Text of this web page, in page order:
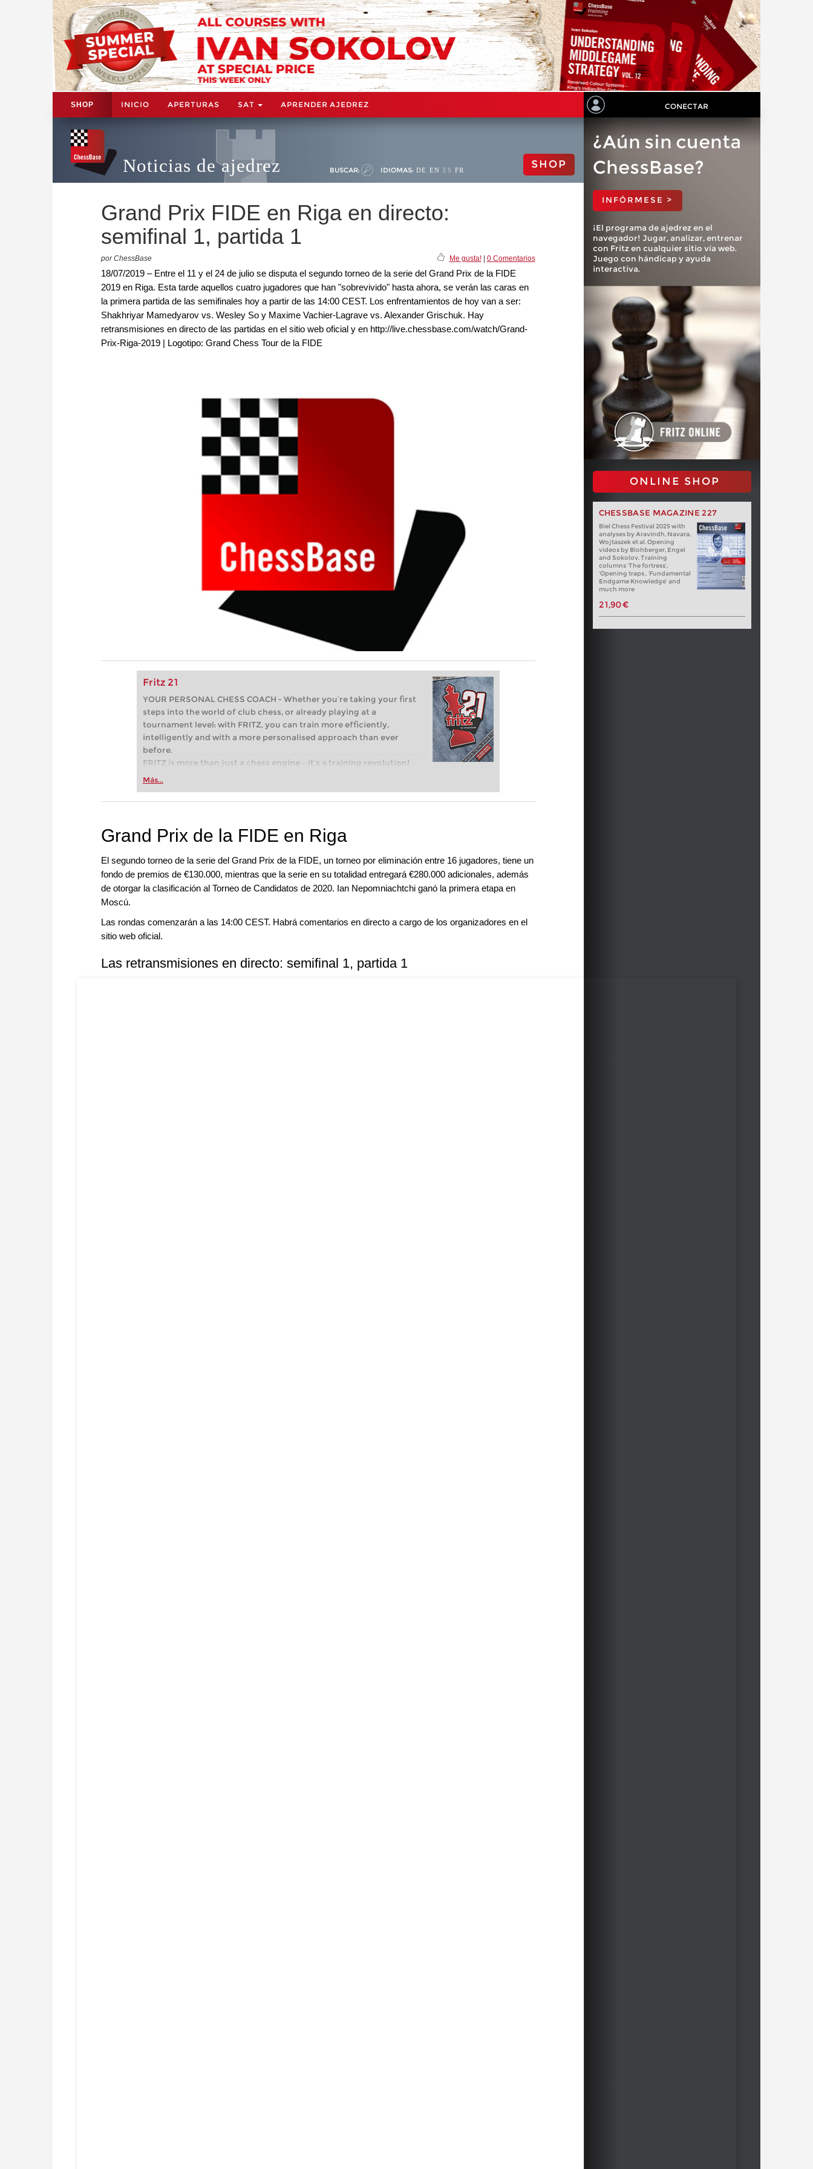
SHOP INICIO APERTURAS SAT APRENDER AJEDREZ CONECTAR
Noticias de ajedrez BUSCAR: IDIOMAS: DE EN ES FR SHOP
Grand Prix FIDE en Riga en directo:
semifinal 1, partida 1
por ChessBase Me gusta!| 0 Comentarios
18/07/2019 – Entre el 11 y el 24 de julio se disputa el segundo torneo de la serie del Grand Prix de la FIDE
2019 en Riga. Esta tarde aquellos cuatro jugadores que han "sobrevivido" hasta ahora, se verán las caras en
la primera partida de las semifinales hoy a partir de las 14:00 CEST. Los enfrentamientos de hoy van a ser:
Shakhriyar Mamedyarov vs. Wesley So y Maxime Vachier-Lagrave vs. Alexander Grischuk. Hay
retransmisiones en directo de las partidas en el sitio web oficial y en http://live.chessbase.com/watch/Grand-
Prix-Riga-2019 | Logotipo: Grand Chess Tour de la FIDE
Fritz 21
YOUR PERSONAL CHESS COACH - Whether you’re taking your first
steps into the world of club chess, or already playing at a
tournament level: with FRITZ, you can train more efficiently,
intelligently and with a more personalised approach than ever
before.
FRITZ is more than just a chess engine – it’s a training revolution!
Whether you’re taking your first steps into the world of club chess,
more efficiently, intelligently and with a more personalised
Más...
¿Aún sin cuenta
ChessBase?
INFÓRMESE >
¡El programa de ajedrez en el
navegador! Jugar, analizar, entrenar
con Fritz en cualquier sitio vía web.
Juego con hándicap y ayuda
interactiva.
ONLINE SHOP
CHESSBASE MAGAZINE 227
Biel Chess Festival 2025 with
analyses by Aravindh, Navara,
Wojtaszek et al. Opening
videos by Blohberger, Engel
and Sokolov. Training
columns ‘The fortress’,
‘Opening traps , ‘Fundamental
Endgame Knowledge’ and
much more
21,90 €
Grand Prix de la FIDE en Riga
El segundo torneo de la serie del Grand Prix de la FIDE, un torneo por eliminación entre 16 jugadores, tiene un
fondo de premios de €130.000, mientras que la serie en su totalidad entregará €280.000 adicionales, además
de otorgar la clasificación al Torneo de Candidatos de 2020. Ian Nepomniachtchi ganó la primera etapa en
Moscú.
Las rondas comenzarán a las 14:00 CEST. Habrá comentarios en directo a cargo de los organizadores en el
sitio web oficial.
Las retransmisiones en directo: semifinal 1, partida 1